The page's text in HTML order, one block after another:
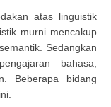
atas linguistik
murni mencakup
Sedangkan
bahasa,
Beberapa bidang